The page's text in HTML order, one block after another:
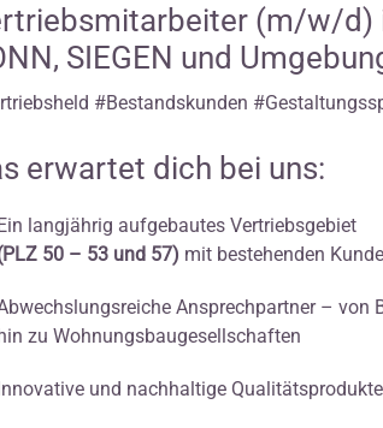
(m/w/d)
SIEGEN und
#Bestandskunden
erwartet dich bei uns:
langjährig aufgebautes Vertriebsgebiet
50 – 53 und 57) mit bestehenden
Ansprechpartner – von
zu Wohnungsbaugesellschaften
und nachhaltige